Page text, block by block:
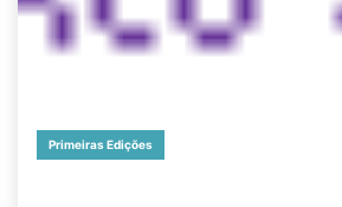
Primeiras Edições